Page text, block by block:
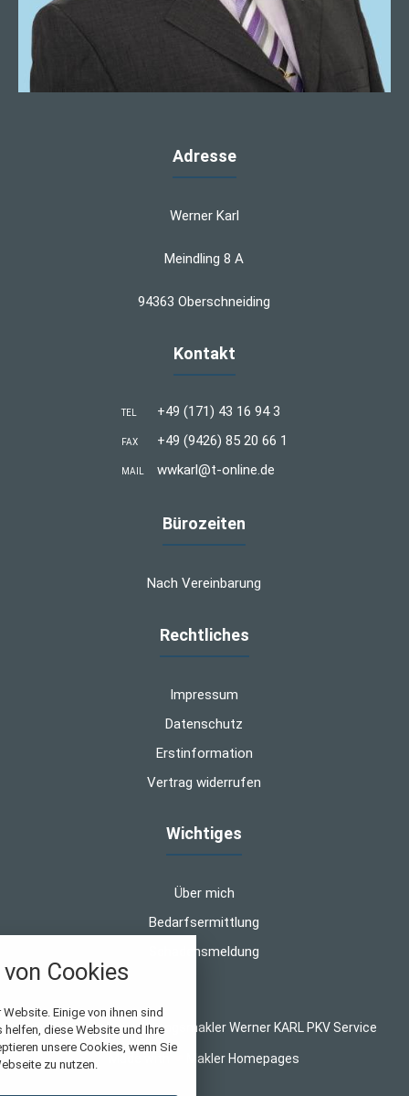
Adresse
Werner Karl
Meindling 8 A
94363 Oberschneiding
Kontakt
TEL +49 (171) 43 16 94 3
FAX +49 (9426) 85 20 66 1
MAIL wwkarl@t-online.de
Bürozeiten
Nach Vereinbarung
Rechtliches
Impressum
Datenschutz
Erstinformation
Vertrag widerrufen
Wichtiges
Über mich
Bedarfsermittlung
Schadensmeldung
© 2026 WK-Versicherungsmakler Werner KARL PKV Service
Makler Homepages
Cookies
Einige von ihnen sind
diese Website und Ihre
unsere Cookies, wenn Sie
zu nutzen.
alle verwendeten Cookies und
folgende Kategorien zu